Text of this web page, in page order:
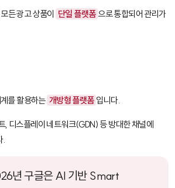
든 광고 상품이 단일 플랫폼 으로 통합되어 관리가
를 활용하는 개방형 플랫폼 입니다.
, 디스플레이 네트워크(GDN) 등 방대한 채널에
.
년 구글은 AI 기반 Smart